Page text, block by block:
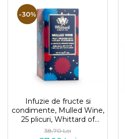
-30%
Infuzie de fructe si
condimente, Mulled Wine,
25 plicuri, Whittard of
Chelsea
38,70 Lei